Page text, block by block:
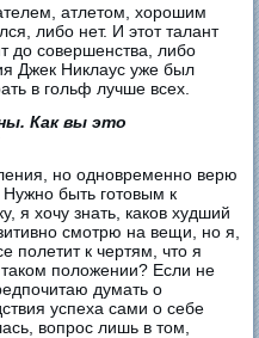
атлетом, хорошим
либо нет. И этот талант
до совершенства, либо
Джек Никлаус уже был
в гольф лучше всех.
Как вы это
но одновременно верю
быть готовым к
я хочу знать, каков худший
смотрю на вещи, но я,
полетит к чертям, что я
таком положении? Если не
думать о
успеха сами о себе
вопрос лишь в том,